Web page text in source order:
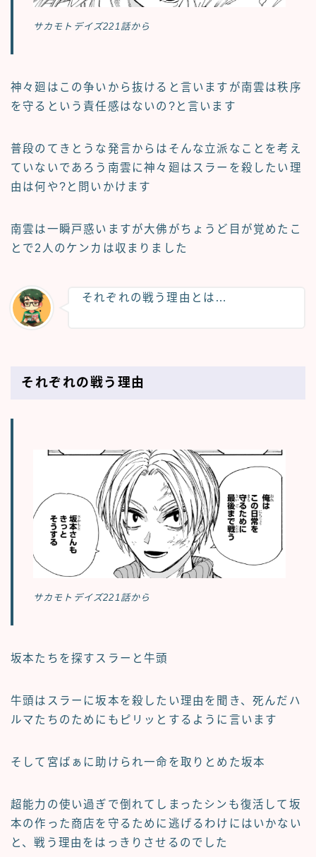
サカモトデイズ221話から
神々廻はこの争いから抜けると言いますが南雲は秩序
を守るという責任感はないの?と言います
普段のてきとうな発言からはそんな立派なことを考え
ていないであろう南雲に神々廻はスラーを殺したい理
由は何や?と問いかけます
南雲は一瞬戸惑いますが大佛がちょうど目が覚めたこ
とで2人のケンカは収まりました
それぞれの戦う理由とは…
それぞれの戦う理由
サカモトデイズ221話から
坂本たちを探すスラーと牛頭
牛頭はスラーに坂本を殺したい理由を聞き、死んだハ
ルマたちのためにもピリッとするように言います
そして宮ばぁに助けられ一命を取りとめた坂本
超能力の使い過ぎで倒れてしまったシンも復活して坂
本の作った商店を守るために逃げるわけにはいかない
と、戦う理由をはっきりさせるのでした